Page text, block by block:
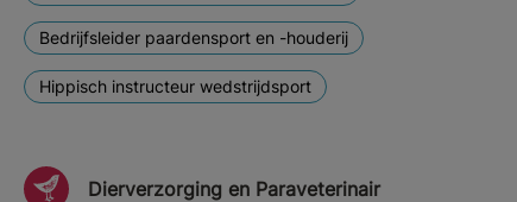
Bedrijfsleider paardensport en -houderij
Hippisch instructeur wedstrijdsport
Dierverzorging en Paraveterinair